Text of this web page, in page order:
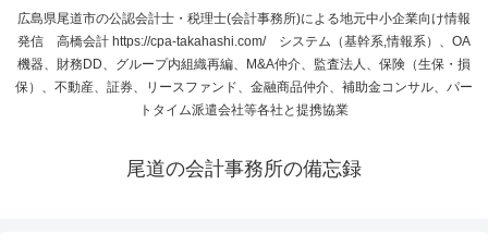
広島県尾道市の公認会計士・税理士(会計事務所)による地元中小企業向け情報
発信 高橋会計 https://cpa-takahashi.com/ システム（基幹系,情報系）、OA
機器、財務DD、グループ内組織再編、M&A仲介、監査法人、保険（生保・損
保）、不動産、証券、リースファンド、金融商品仲介、補助金コンサル、パー
トタイム派遣会社等各社と提携協業
尾道の会計事務所の備忘録